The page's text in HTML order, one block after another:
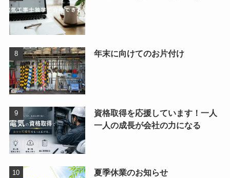
年末に向けてのお片付け
資格取得を応援しています！一人
一人の成長が会社の力になる
夏季休業のお知らせ